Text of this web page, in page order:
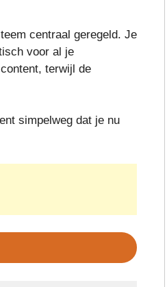
centraal geregeld. Je
voor al je
terwijl de
simpelweg dat je nu